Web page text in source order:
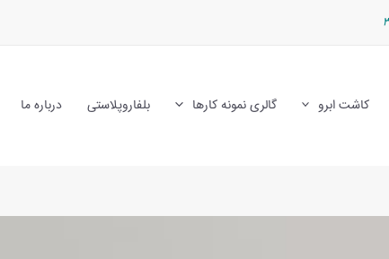
کاشت ابرو گالری نمونه کارها بلفاروپلاستی درباره ما